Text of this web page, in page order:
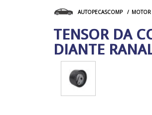
AUTOPECASCOMP MOTOR
TENSOR DA
DIANTE